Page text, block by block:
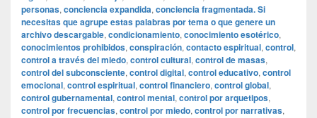
personas, conciencia expandida, conciencia fragmentada. Si
necesitas que agrupe estas palabras por tema o que genere un
archivo descargable, condicionamiento, conocimiento esotérico,
conocimientos prohibidos, conspiración, contacto espiritual, control,
control a través del miedo, control cultural, control de masas,
control del subconsciente, control digital, control educativo, control
emocional, control espiritual, control financiero, control global,
control gubernamental, control mental, control por arquetipos,
control por frecuencias, control por miedo, control por narrativas,